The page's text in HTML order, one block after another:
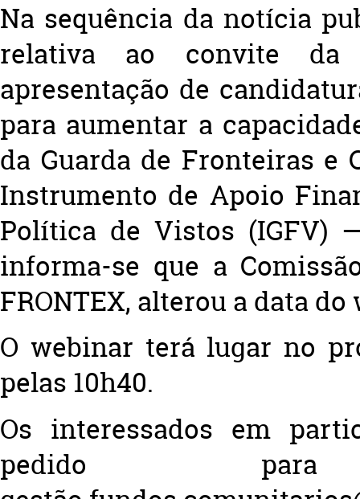
Na sequência da notícia
relativa ao convite
apresentação de
para aumentar a
da Guarda de Fronteiras e
Instrumento de Apoio
Política de Vistos (IGFV)
informa-se que a
FRONTEX, alterou a data
O webinar terá lugar no
pelas 10h40.
Os interessados em
pedido